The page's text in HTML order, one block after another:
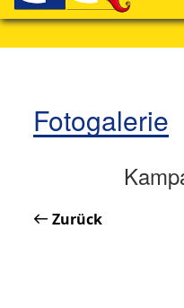
Fotogalerie
Zurück